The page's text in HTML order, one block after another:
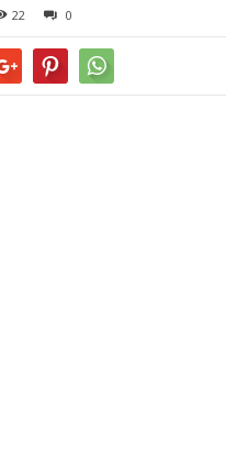
22 0